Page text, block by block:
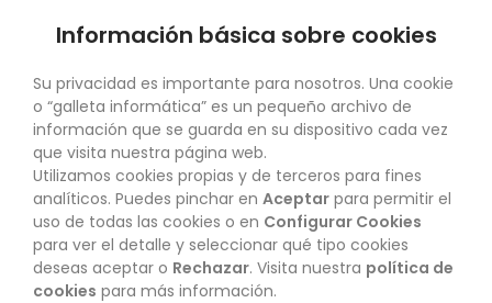
SU CUENTA
CONTACTO
BOLETÍN
Información básica sobre cookies
Su privacidad es importante para nosotros. Una cookie
o “galleta informática” es un pequeño archivo de
información que se guarda en su dispositivo cada vez
que visita nuestra página web.
Utilizamos cookies propias y de terceros para fines
analíticos. Puedes pinchar en Aceptar para permitir el
uso de todas las cookies o en Configurar Cookies
para ver el detalle y seleccionar qué tipo cookies
deseas aceptar o Rechazar. Visita nuestra política de
cookies para más información.